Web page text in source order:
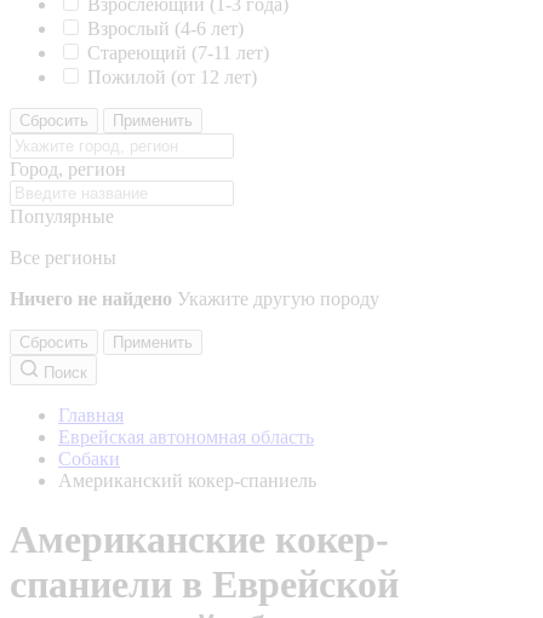
Взрослеющий (1-3 года)
Взрослый (4-6 лет)
Стареющий (7-11 лет)
Пожилой (от 12 лет)
Сбросить Применить
Город, регион
Популярные
Все регионы
Ничего не найдено Укажите другую породу
Сбросить
Применить
Поиск
Главная
Еврейская автономная область
Собаки
Американский кокер-спаниель
Американские кокер-
спаниели в Еврейской